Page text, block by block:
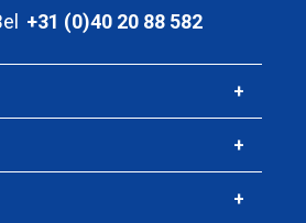
+31 (0)40 20 88 582